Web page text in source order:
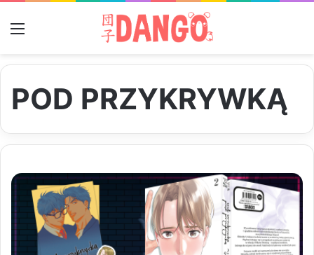
POD PRZYKRYWKĄ